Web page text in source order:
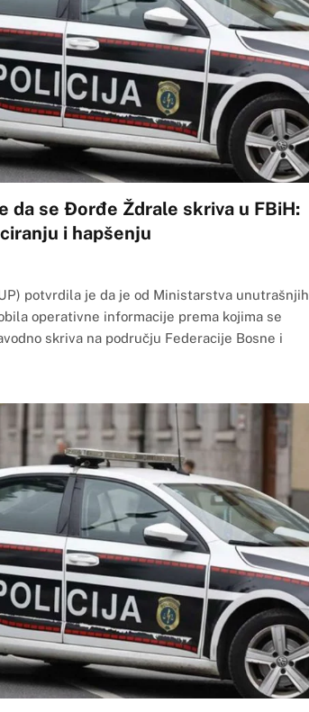
da se Đorđe Ždrale skriva u FBiH:
i hapšenju
potvrdila je da je od Ministarstva unutrašnjih
operativne informacije prema kojima se
skriva na području Federacije Bosne i